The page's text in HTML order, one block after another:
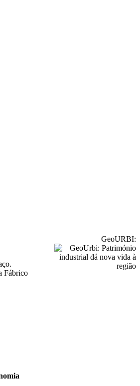
Fábrico
GeoURBI: